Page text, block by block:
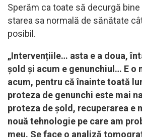
Sperăm ca toate să decurgă bine
starea sa normală de sănătate
posibil.
„Intervențiile… asta e a doua,
șold și acum e genunchiul… E o
acum, pentru că înainte toată
proteza de genunchi este mai
proteza de șold, recuperarea e
nouă tehnologie pe care am
meu. Se face o analiză